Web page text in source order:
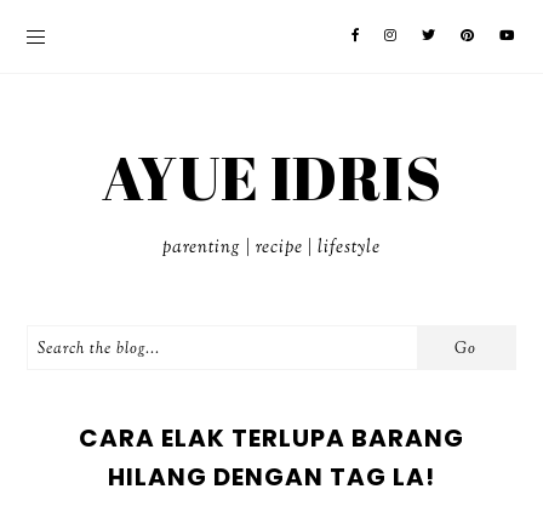
AYUE IDRIS
parenting | recipe | lifestyle
CARA ELAK TERLUPA BARANG
HILANG DENGAN TAG LA!